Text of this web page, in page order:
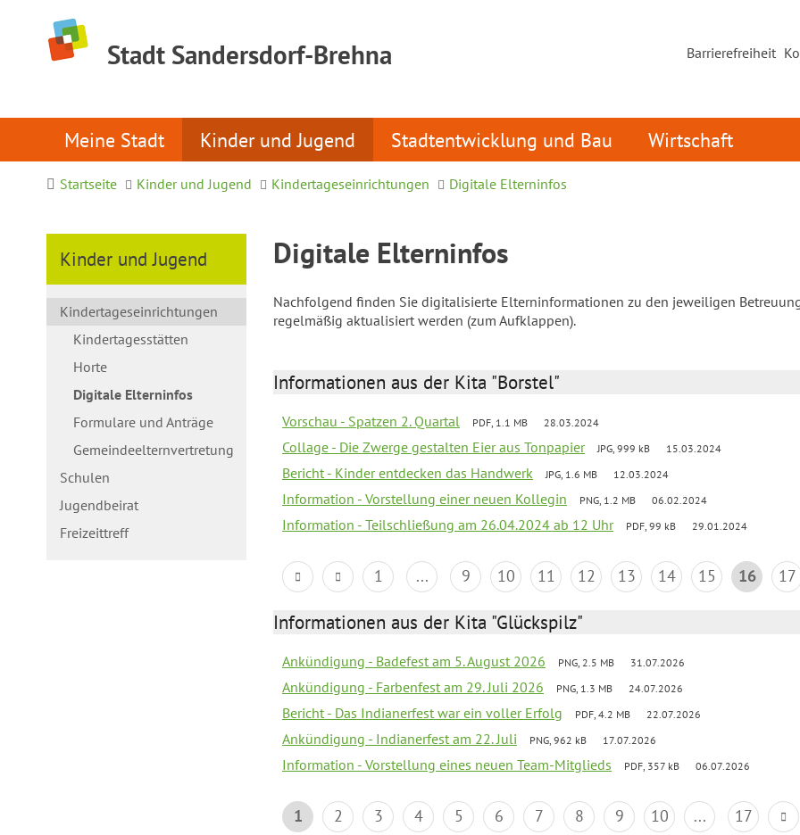
Stadt Sandersdorf-Brehna Barrierefreiheit
Meine Stadt Kinder und Jugend Stadtentwicklung und Bau Wirtschaft
Startseite Kinder und Jugend Kindertageseinrichtungen Digitale Elterninfos
Kinder und Jugend
Kindertageseinrichtungen
Kindertagesstätten
Horte
Digitale Elterninfos
Formulare und Anträge
Gemeindeelternvertretung
Schulen
Jugendbeirat
Freizeittreff
Digitale Elterninfos
Nachfolgend finden Sie digitalisierte Elterninformationen zu den jeweiligen
regelmäßig aktualisiert werden (zum Aufklappen).
Informationen aus der Kita "Borstel"
Vorschau - Spatzen 2. Quartal PDF, 1.1 MB 28.03.2024
Collage - Die Zwerge gestalten Eier aus Tonpapier JPG, 999 kB 15.03.2024
Bericht - Kinder entdecken das Handwerk JPG, 1.6 MB 12.03.2024
Information - Vorstellung einer neuen Kollegin PNG, 1.2 MB 06.02.2024
Information - Teilschließung am 26.04.2024 ab 12 Uhr PDF, 99 kB 29.01.2024
1 ... 9 10 11 12 13 14 15 16 17
Informationen aus der Kita "Glückspilz"
Ankündigung - Badefest am 5. August 2026 PNG, 2.5 MB 31.07.2026
Ankündigung - Farbenfest am 29. Juli 2026 PNG, 1.3 MB 24.07.2026
Bericht - Das Indianerfest war ein voller Erfolg PDF, 4.2 MB 22.07.2026
Ankündigung - Indianerfest am 22. Juli PNG, 962 kB 17.07.2026
Information - Vorstellung eines neuen Team-Mitglieds PDF, 357 kB 06.07.2026
1 2 3 4 5 6 7 8 9 10 ... 17